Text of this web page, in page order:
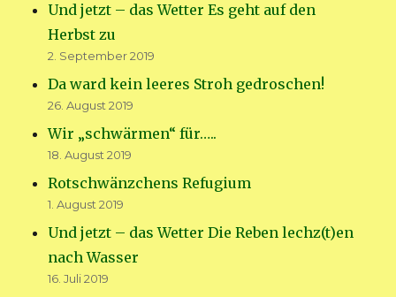
Und jetzt – das Wetter Es geht auf den
Herbst zu
2. September 2019
Da ward kein leeres Stroh gedroschen!
26. August 2019
Wir „schwärmen“ für…..
18. August 2019
Rotschwänzchens Refugium
1. August 2019
Und jetzt – das Wetter Die Reben lechz(t)en
nach Wasser
16. Juli 2019